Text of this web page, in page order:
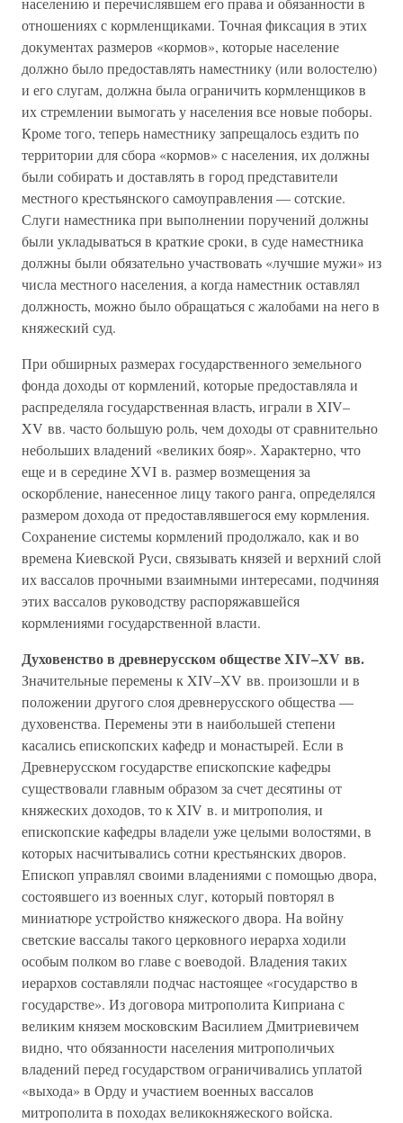
отношениях с кормленщиками. Точная фиксация в этих
документах размеров «кормов», которые население
должно было предоставлять наместнику (или волостелю)
и его слугам, должна была ограничить кормленщиков в
их стремлении вымогать у населения все новые поборы.
Кроме того, теперь наместнику запрещалось ездить по
территории для сбора «кормов» с населения, их должны
были собирать и доставлять в город представители
местного крестьянского самоуправления — сотские.
Слуги наместника при выполнении поручений должны
были укладываться в краткие сроки, в суде наместника
должны были обязательно участвовать «лучшие мужи» из
числа местного населения, а когда наместник оставлял
должность, можно было обращаться с жалобами на него в
княжеский суд.
При обширных размерах государственного земельного
фонда доходы от кормлений, которые предоставляла и
распределяла государственная власть, играли в XIV–
XV вв. часто большую роль, чем доходы от сравнительно
небольших владений «великих бояр». Характерно, что
еще и в середине XVI в. размер возмещения за
оскорбление, нанесенное лицу такого ранга, определялся
размером дохода от предоставлявшегося ему кормления.
Сохранение системы кормлений продолжало, как и во
времена Киевской Руси, связывать князей и верхний слой
их вассалов прочными взаимными интересами, подчиняя
этих вассалов руководству распоряжавшейся
кормлениями государственной власти.
Духовенство в древнерусском обществе XIV–XV вв.
Значительные перемены к XIV–XV вв. произошли и в
положении другого слоя древнерусского общества —
духовенства. Перемены эти в наибольшей степени
касались епископских кафедр и монастырей. Если в
Древнерусском государстве епископские кафедры
существовали главным образом за счет десятины от
княжеских доходов, то к XIV в. и митрополия, и
епископские кафедры владели уже целыми волостями, в
которых насчитывались сотни крестьянских дворов.
Епископ управлял своими владениями с помощью двора,
состоявшего из военных слуг, который повторял в
миниатюре устройство княжеского двора. На войну
светские вассалы такого церковного иерарха ходили
особым полком во главе с воеводой. Владения таких
иерархов составляли подчас настоящее «государство в
государстве». Из договора митрополита Киприана с
великим князем московским Василием Дмитриевичем
видно, что обязанности населения митрополичьих
владений перед государством ограничивались уплатой
«выхода» в Орду и участием военных вассалов
митрополита в походах великокняжеского войска.